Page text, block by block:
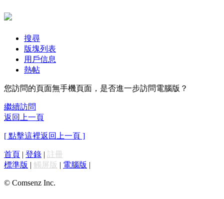
搜尋
版塊列表
用戶信息
熱帖
您訪問的頁面無手機頁面，是否進一步訪問電腦版？
繼續訪問
返回上一頁
[ 點擊這裡返回上一頁 ]
首頁 | 登錄 | 註冊
標準版 | 觸屏版 | 電腦版 |
© Comsenz Inc.